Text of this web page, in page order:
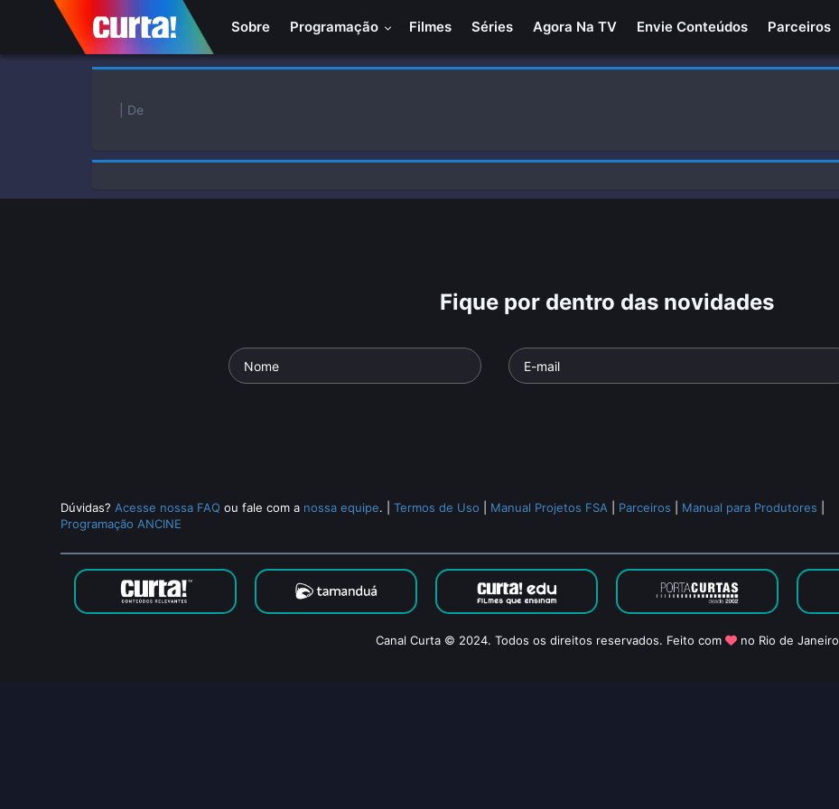
Sobre Programação Filmes Séries Agora Na TV Envie Conteúdos Parceiros
| De
Fique por dentro das novidades
Dúvidas? Acesse nossa FAQ ou fale com a nossa equipe. |Termos de Uso Manual Projetos FSA Parceiros Manual para Produtores
Programação ANCINE
Canal Curta © 2024. Todos os direitos reservados. Feito com no Rio de Janeiro